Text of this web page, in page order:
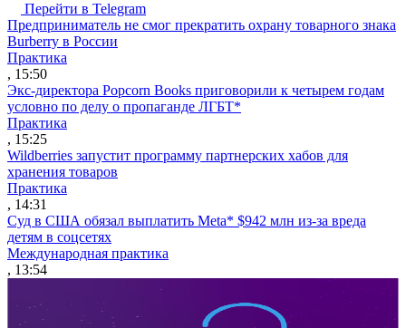
Перейти в Telegram
Предприниматель не смог прекратить охрану товарного знака
Burberry в России
Практика
, 15:50
Экс-директора Popcorn Books приговорили к четырем годам
условно по делу о пропаганде ЛГБТ*
Практика
, 15:25
Wildberries запустит программу партнерских хабов для
хранения товаров
Практика
, 14:31
Суд в США обязал выплатить Meta* $942 млн из-за вреда
детям в соцсетях
Международная практика
, 13:54